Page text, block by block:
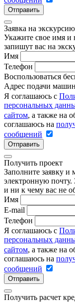
Отправить
Заявка на экскурсию
Укажите свое имя
запишут вас на
Имя
Телефон
Воспользоваться
Адрес подачи
Я соглашаюсь с
персональных
сайтом, а также на
соглашаюсь на
сообщений
Отправить
Получить проект
Заполните заявку
электронную
и ни к чему вас не
Имя
E-mail
Телефон
Я соглашаюсь с
персональных
сайтом, а также на
соглашаюсь на
сообщений
Отправить
Получить расчет